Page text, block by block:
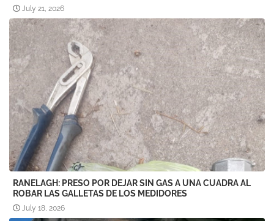
July 21, 2026
RANELAGH: PRESO POR DEJAR SIN GAS A UNA CUADRA AL
ROBAR LAS GALLETAS DE LOS MEDIDORES
July 18, 2026